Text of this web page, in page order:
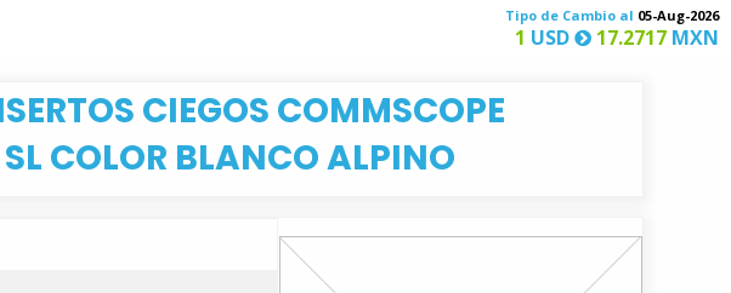
Tipo de Cambio al 05-Aug-2026
1 USD 17.2717 MXN
CIEGOS COMMSCOPE
COLOR BLANCO ALPINO